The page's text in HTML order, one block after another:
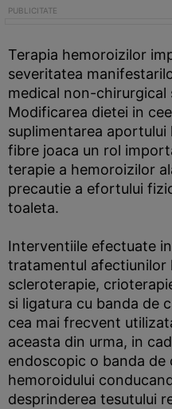
Terapia hemoroizilor
severitatea
medical non-
Modificarea dietei in
suplimentarea
fibre joaca un rol
terapie a hemoroizilor
precautie a efortului
toaleta.
Interventiile efectuate
tratamentul afectiunilor
scleroterapie,
si ligatura cu banda de
cea mai frecvent
aceasta din urma, in
endoscopic o banda de
hemoroidului
desprinderea tesutului